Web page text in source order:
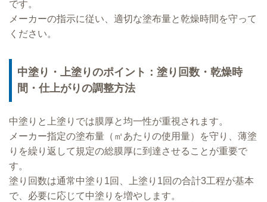
です。
メーカーの指示に従い、適切な塗布量と乾燥時間を守って
ください。
中塗り・上塗りのポイント：塗り回数・乾燥時
間・仕上がりの調整方法
中塗りと上塗りでは膜厚と均一性が重視されます。
メーカー指定の塗布量（㎡あたりの使用量）を守り、薄塗
りを繰り返して規定の総膜厚に到達させることが重要で
す。
塗り回数は通常中塗り1回、上塗り1回の合計3工程が基本
で、必要に応じて中塗りを増やします。